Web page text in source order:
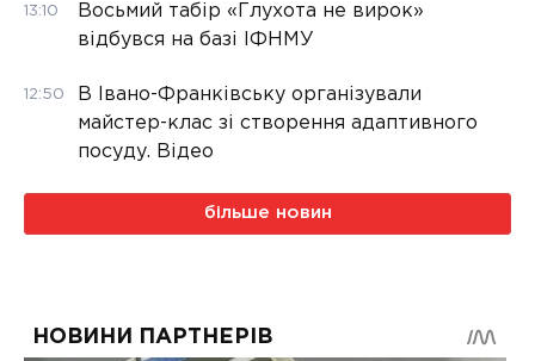
13:10
Восьмий табір «Глухота не вирок»
відбувся на базі ІФНМУ
12:50
В Івано-Франківську організували
майстер-клас зі створення адаптивного
посуду. Відео
більше новин